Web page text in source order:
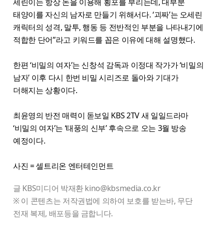
태양이를 자신의 남자로 만들기 위해서다. ‘괴짜’는 오세린
캐릭터의 성격, 말투, 행동 등 전반적인 부분을 나타내기에
적합한 단어”라고 키워드를 꼽은 이유에 대해 설명했다.
한편 ‘비밀의 여자’는 신창석 감독과 이정대 작가가 ‘비밀의
남자’ 이후 다시 한번 비밀 시리즈로 돌아와 기대가
더해지는 상황이다.
최윤영의 반전 매력이 돋보일 KBS 2TV 새 일일드라마
‘비밀의 여자’는 ‘태풍의 신부’ 후속으로 오는 3월 방송
예정이다.
사진 = 셀트리온 엔터테인먼트
글 KBS미디어 박재환 kino@kbsmedia.co.kr
※ 이 콘텐츠는 저작권법에 의하여 보호를 받는바, 무단
전재 복제, 배포등을 금합니다.